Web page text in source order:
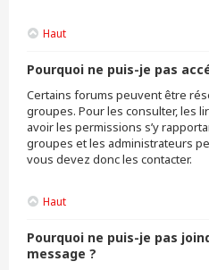
Haut
Pourquoi ne puis-je pas
Certains forums peuvent être
groupes. Pour les consulter, les
avoir les permissions s’y
groupes et les administrateurs
vous devez donc les contacter.
Haut
Pourquoi ne puis-je pas
message ?